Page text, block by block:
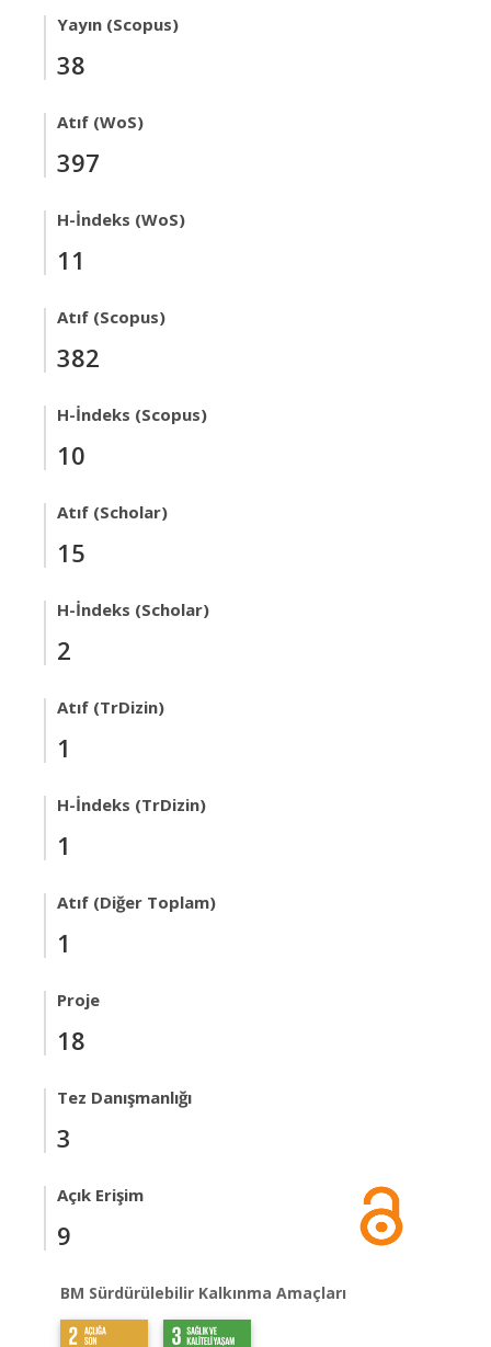
Yayın (Scopus)
38
Atıf (WoS)
397
H-İndeks (WoS)
11
Atıf (Scopus)
382
H-İndeks (Scopus)
10
Atıf (Scholar)
15
H-İndeks (Scholar)
2
Atıf (TrDizin)
1
H-İndeks (TrDizin)
1
Atıf (Diğer Toplam)
1
Proje
18
Tez Danışmanlığı
3
Açık Erişim
9
BM Sürdürülebilir Kalkınma Amaçları